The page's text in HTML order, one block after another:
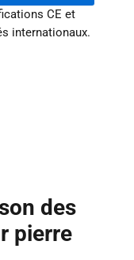
CE et
internationaux.
des
pierre